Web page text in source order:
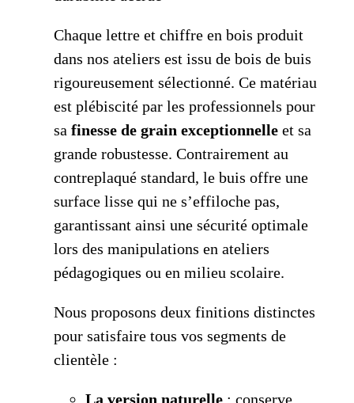
Chaque lettre et chiffre en bois produit
dans nos ateliers est issu de bois de buis
rigoureusement sélectionné. Ce matériau
est plébiscité par les professionnels pour
sa finesse de grain exceptionnelle et sa
grande robustesse. Contrairement au
contreplaqué standard, le buis offre une
surface lisse qui ne s’effiloche pas,
garantissant ainsi une sécurité optimale
lors des manipulations en ateliers
pédagogiques ou en milieu scolaire.
Nous proposons deux finitions distinctes
pour satisfaire tous vos segments de
clientèle :
La version naturelle : conserve